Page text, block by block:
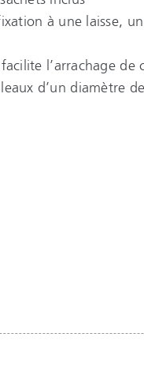
à une laisse,
l’arrachage de
d’un diamètre